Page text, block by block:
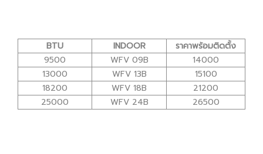
BTU INDOOR
ราคาพร้อมติดตั้ง
9500
WFV 09B
14000
13000
WFV 13B
15100
18200
WFV 18B
21200
25000
WFV 24B 26500